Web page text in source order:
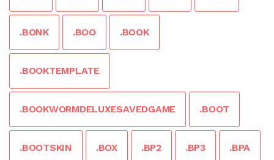
.BONK .BOO .BOOK
.BOOKTEMPLATE
.BOOKWORMDELUXESAVEDGAME .BOOT
.BOOTSKIN .BOX .BP2 .BP3 .BPA